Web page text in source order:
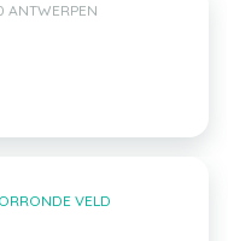
ANTWERPEN
VELD